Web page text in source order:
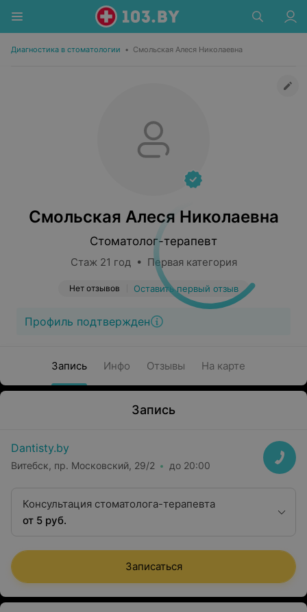
Диагностика в стоматологии • Смольская Алеся Николаевна
Смольская Алеся Николаевна
Стоматолог-терапевт
Стаж 21 год • Первая категория
Нет отзывов Оставить первый отзыв
Профиль подтвержден
Запись Инфо Отзывы На карте
Запись
Dantisty.by
Витебск, пр. Московский, 29/2 до 20:00
Консультация стоматолога-терапевта
от 5 руб.
Записаться